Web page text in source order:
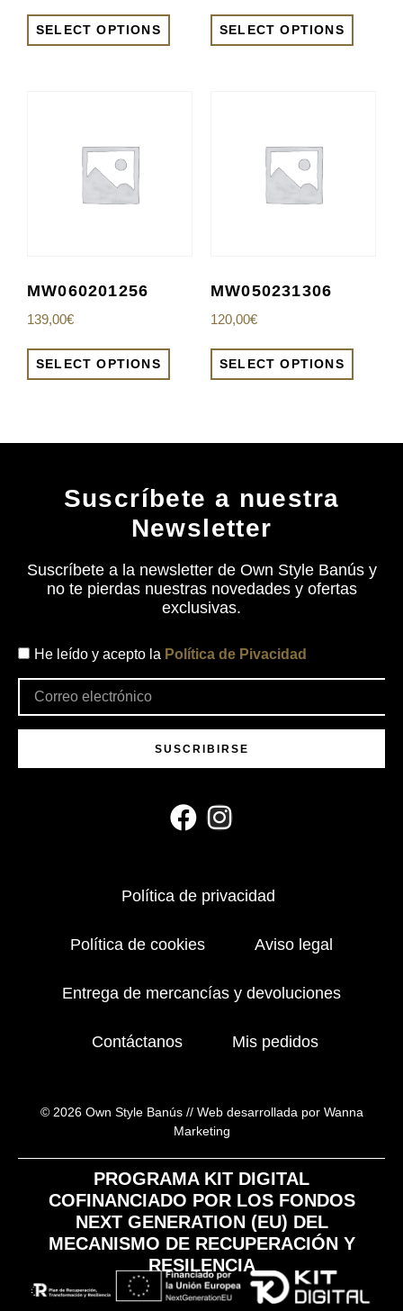
SELECT OPTIONS SELECT OPTIONS
MW060201256
139,00€
SELECT OPTIONS
MW050231306
120,00€
SELECT OPTIONS
Suscríbete a nuestra
Newsletter
Suscríbete a la newsletter de Own Style Banús y
no te pierdas nuestras novedades y ofertas
exclusivas.
He leído y acepto la Política de Pivacidad
SUSCRIBIRSE
Política de privacidad
Política de cookies Aviso legal
Entrega de mercancías y devoluciones
Contáctanos Mis pedidos
© 2026 Own Style Banús // Web desarrollada por Wanna
Marketing
PROGRAMA KIT DIGITAL
COFINANCIADO POR LOS FONDOS
NEXT GENERATION (EU) DEL
MECANISMO DE RECUPERACIÓN Y
RESILENCIA​